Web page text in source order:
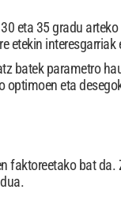
eta 35 gradu
etekin interesgarriak
batek parametro
optimoen eta
bat